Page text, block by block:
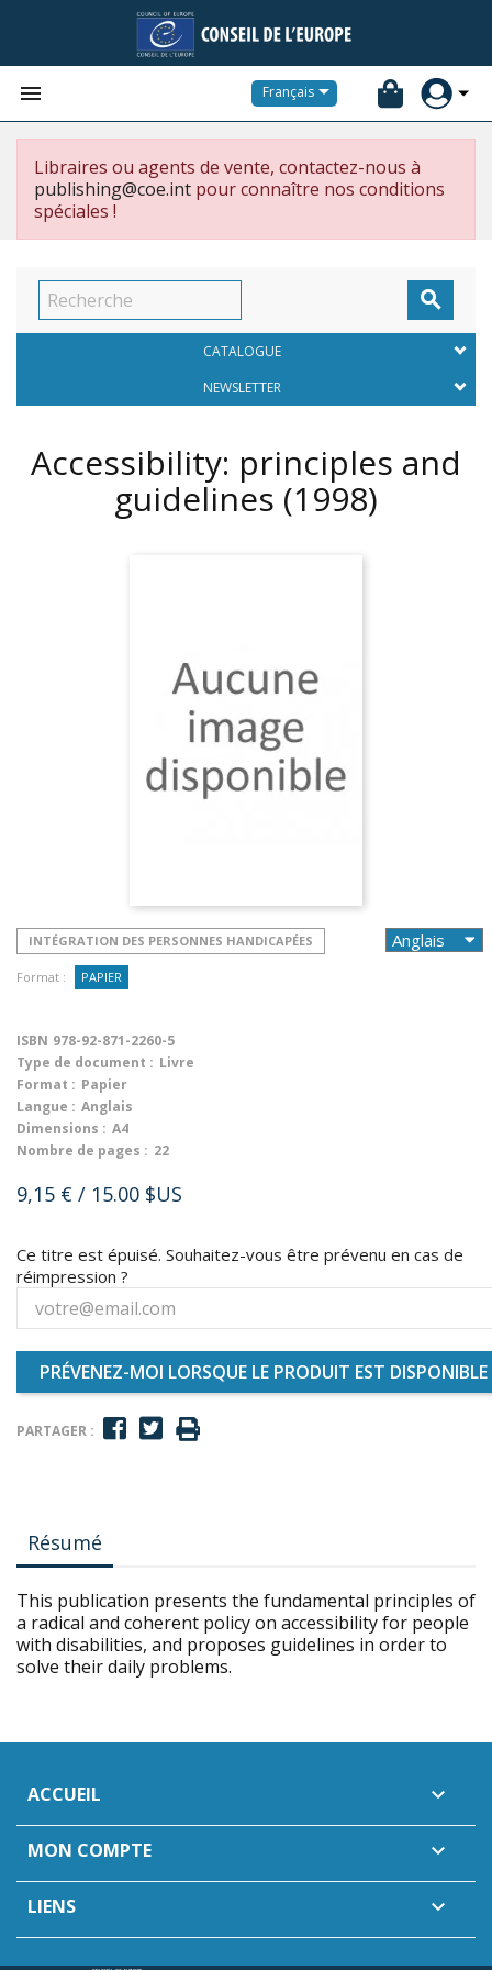
 Français
Libraires ou agents de vente, contactez-nous à
publishing@coe.int pour connaître nos conditions
spéciales !

CATALOGUE
NEWSLETTER
Accessibility: principles and
guidelines (1998)
INTÉGRATION DES PERSONNES HANDICAPÉES
Format : PAPIER
ISBN 978-92-871-2260-5
Type de document : Livre
Format : Papier
Langue : Anglais
Dimensions : A4
Nombre de pages : 22
9,15 € / 15.00 $US
Ce titre est épuisé. Souhaitez-vous être prévenu en cas de
réimpression ?
PRÉVENEZ-MOI LORSQUE LE PRODUIT EST DISPONIBLE
PARTAGER :
Résumé
This publication presents the fundamental principles of
a radical and coherent policy on accessibility for people
with disabilities, and proposes guidelines in order to
solve their daily problems.
ACCUEIL 
MON COMPTE 
LIENS 